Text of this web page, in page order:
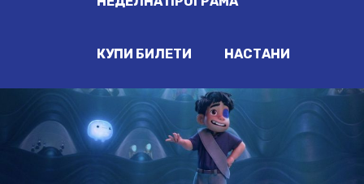
КУПИ БИЛЕТИ НАСТАНИ